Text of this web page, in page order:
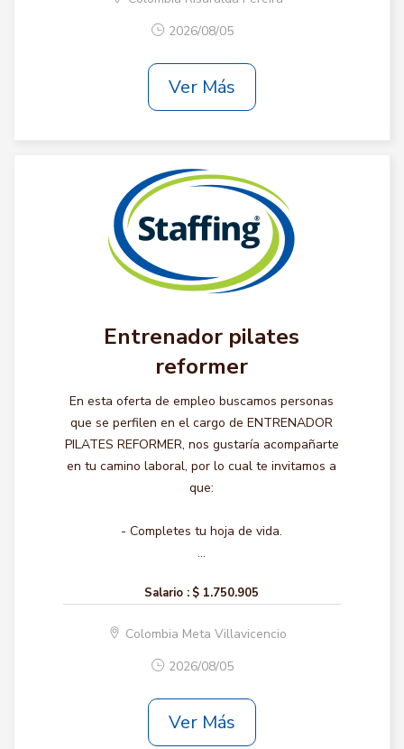
2026/08/05
Ver Más
Entrenador pilates
reformer
En esta oferta de empleo buscamos personas
que se perfilen en el cargo de ENTRENADOR
PILATES REFORMER, nos gustaría acompañarte
en tu camino laboral, por lo cual te invitamos a
que:
- Completes tu hoja de vida.
...
Salario : $ 1.750.905
Colombia Meta Villavicencio
2026/08/05
Ver Más